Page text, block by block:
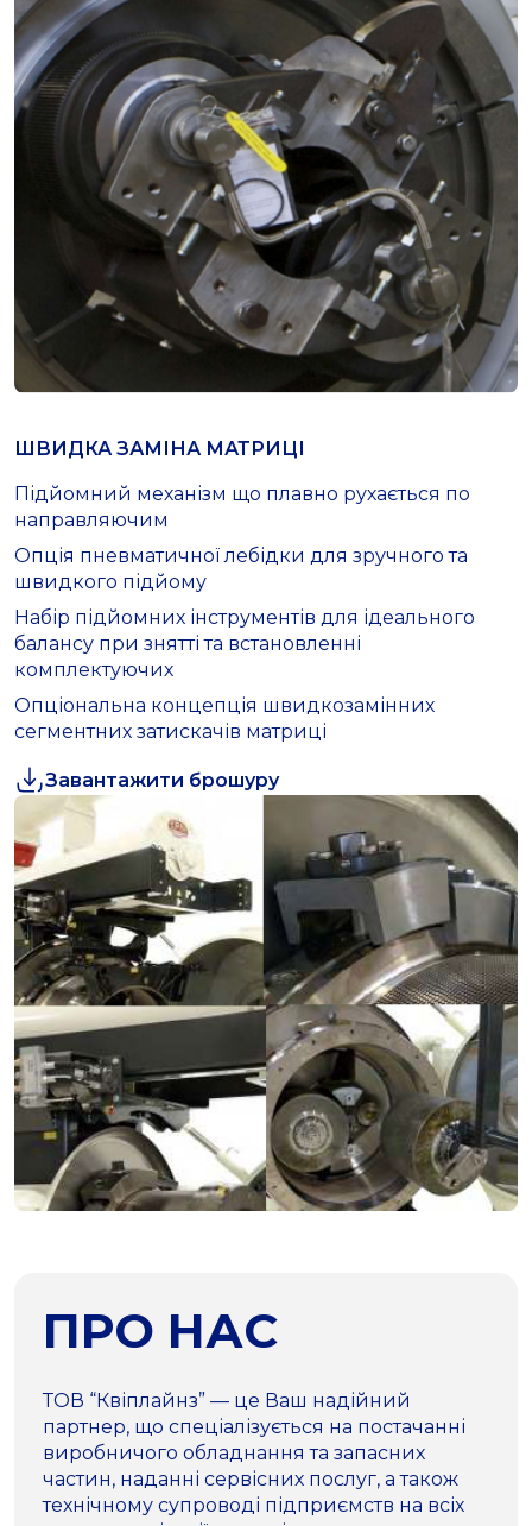
ШВИДКА ЗАМІНА МАТРИЦІ
Підйомний механізм що плавно рухається по
направляючим
Опція пневматичної лебідки для зручного та
швидкого підйому
Набір підйомних інструментів для ідеального
балансу при знятті та встановленні
комплектуючих
Опціональна концепція швидкозамінних
сегментних затискачів матриці
Завантажити брошуру
ПРО НАС
ТОВ “Квіплайнз” — це Ваш надійний
партнер, що спеціалізується на постачанні
виробничого обладнання та запасних
частин, наданні сервісних послуг, а також
технічному супроводі підприємств на всіх